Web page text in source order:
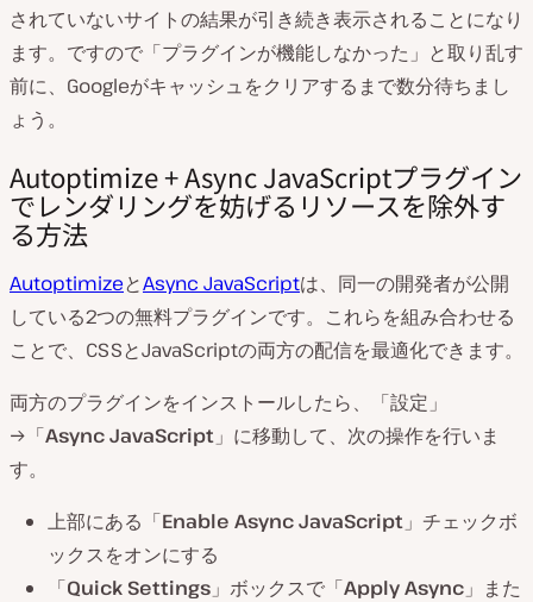
されていないサイトの結果が引き続き表示されることになり
ます。ですので「プラグインが機能しなかった」と取り乱す
前に、Googleがキャッシュをクリアするまで数分待ちまし
ょう。
Autoptimize + Async JavaScriptプラグイン
でレンダリングを妨げるリソースを除外す
る方法
AutoptimizeとAsync JavaScriptは、同一の開発者が公開
している2つの無料プラグインです。これらを組み合わせる
ことで、CSSとJavaScriptの両方の配信を最適化できます。
両方のプラグインをインストールしたら、「設定」
→「Async JavaScript 」に移動して、次の操作を行いま
す。
上部にある「Enable Async JavaScript 」チェックボ
ックスをオンにする
「Quick Settings 」ボックスで「Apply Async 」また